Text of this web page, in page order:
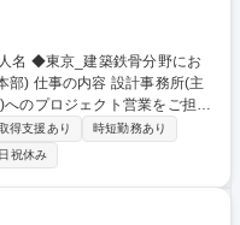
所(主
のプロジェクト営業をご担当
々な関係者とコミュニケーシ
■受注活動：情報
構築、見積、価格交渉、契
加工事整理・交渉 ■取り扱う
steelstructure
得支援あり
時短勤務あり
祝休み